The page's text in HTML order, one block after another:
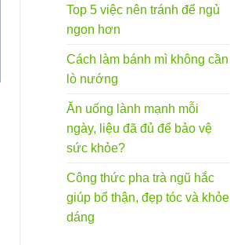
Top 5 việc nên tránh để ngủ
ngon hơn
Cách làm bánh mì không cần
lò nướng
Ăn uống lành mạnh mỗi
ngày, liệu đã đủ để bảo vệ
sức khỏe?
Công thức pha trà ngũ hắc
giúp bổ thận, đẹp tóc và khỏe
dáng